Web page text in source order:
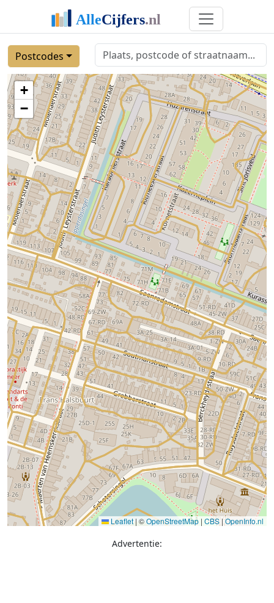
Postcodes
+
−
Leaflet | ©OpenStreetMap | CBS|OpenInfo.nl
Advertentie: